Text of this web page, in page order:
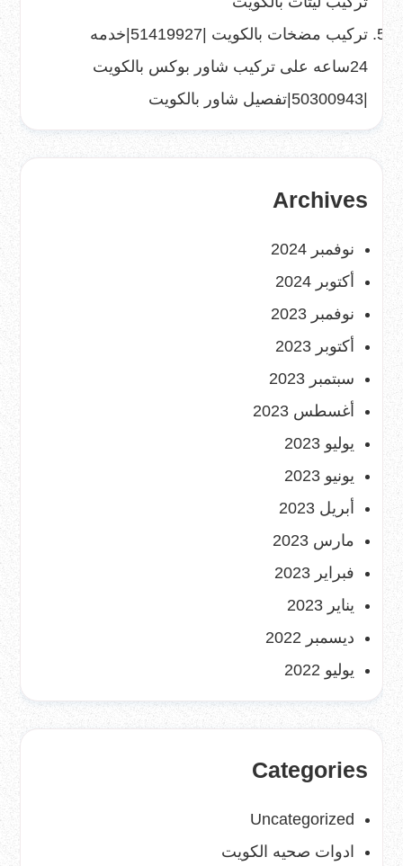
تركيب مضخات بالكويت |51419927|خدمه
24ساعه
على تركيب شاور بوكس بالكويت
Archives
نوفمبر 2024
أكتوبر 2024
نوفمبر 2023
أكتوبر 2023
سبتمبر 2023
أغسطس 2023
يوليو 2023
يونيو 2023
أبريل 2023
مارس 2023
فبراير 2023
يناير 2023
ديسمبر 2022
يوليو 2022
Categories
Uncategorized
ادوات صحيه الكويت